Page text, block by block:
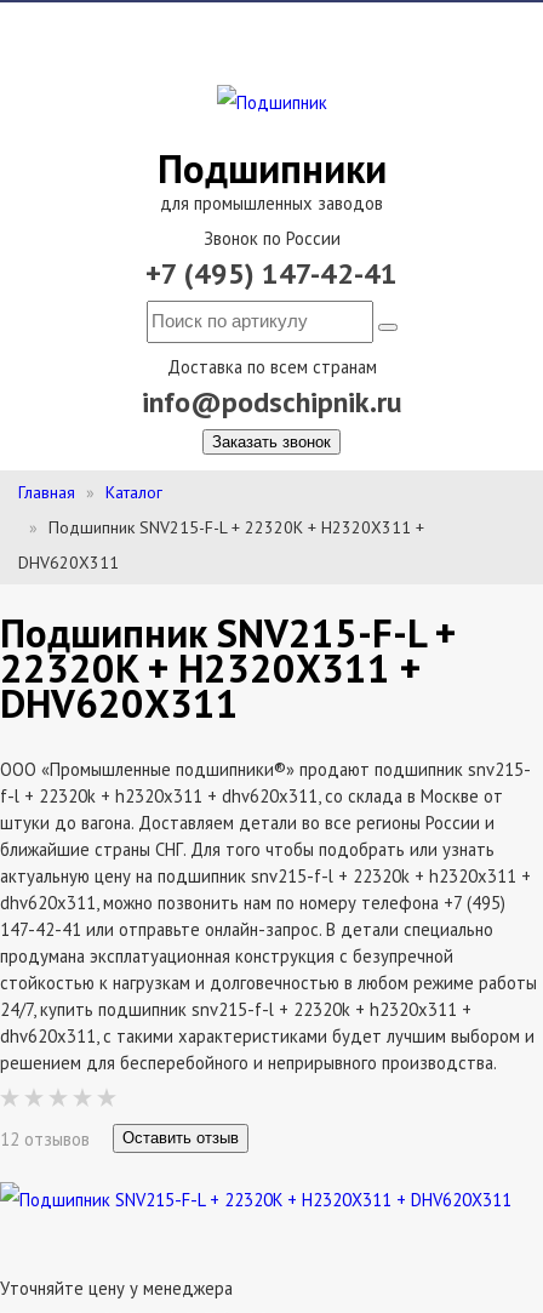
Подшипники
для промышленных заводов
Звонок по России
+7 (495) 147-42-41
Доставка по всем странам
info@podschipnik.ru
Заказать звонок
Главная
Каталог
Подшипник SNV215-F-L + 22320K + H2320X311 +
DHV620X311
Подшипник SNV215-F-L +
22320K + H2320X311 +
DHV620X311
ООО «Промышленные подшипники®» продают подшипник snv215-
f-l + 22320k + h2320x311 + dhv620x311, со склада в Москве от
штуки до вагона. Доставляем детали во все регионы России и
ближайшие страны СНГ. Для того чтобы подобрать или узнать
актуальную цену на подшипник snv215-f-l + 22320k + h2320x311 +
dhv620x311, можно позвонить нам по номеру телефона +7 (495)
147-42-41 или отправьте онлайн-запрос. В детали специально
продумана эксплатуационная конструкция с безупречной
стойкостью к нагрузкам и долговечностью в любом режиме работы
24/7, купить подшипник snv215-f-l + 22320k + h2320x311 +
dhv620x311, с такими характеристиками будет лучшим выбором и
решением для бесперебойного и неприрывного производства.
12 отзывов Оставить отзыв
Уточняйте цену у менеджера